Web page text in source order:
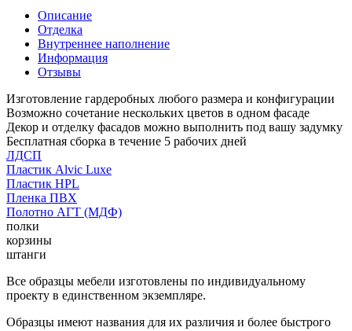
Описание
Отделка
Внутреннее наполнение
Информация
Отзывы
Изготовление гардеробных любого размера и конфигурации
Возможно сочетание нескольких цветов в одном фасаде
Декор и отделку фасадов можно выполнить под вашу задумку
Бесплатная сборка в течение 5 рабочих дней
ЛДСП
Пластик Alvic Luxe
Пластик HPL
Пленка ПВХ
Полотно АГТ (МДФ)
полки
корзины
штанги
Все образцы мебели изготовлены по индивидуальному
проекту в единственном экземпляре.
Образцы имеют названия для их различия и более быстрого